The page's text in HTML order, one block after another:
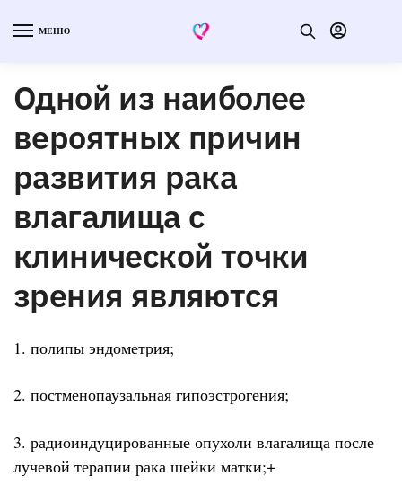
МЕНЮ
Одной из наиболее
вероятных причин
развития рака
влагалища с
клинической точки
зрения являются
1. полипы эндометрия;
2. постменопаузальная гипоэстрогения;
3. радиоиндуцированные опухоли влагалища после
лучевой терапии рака шейки матки;+